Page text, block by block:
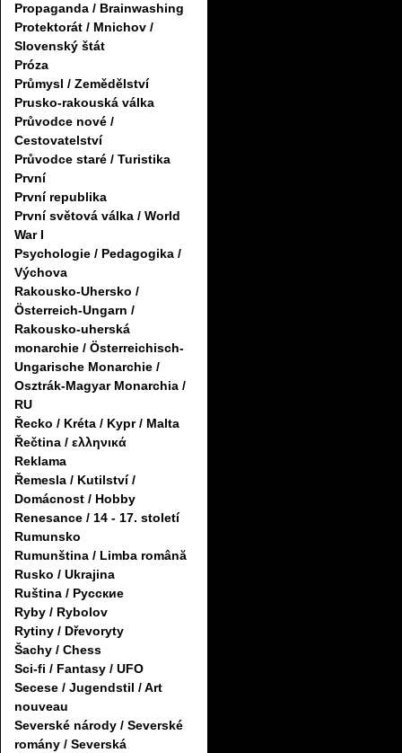
Propaganda / Brainwashing
Protektorát / Mnichov /
Slovenský štát
Próza
Průmysl / Zemědělství
Prusko-rakouská válka
Průvodce nové /
Cestovatelství
Průvodce staré / Turistika
První
První republika
První světová válka / World
War I
Psychologie / Pedagogika /
Výchova
Rakousko-Uhersko /
Österreich-Ungarn /
Rakousko-uherská
monarchie / Österreichisch-
Ungarische Monarchie /
Osztrák-Magyar Monarchia /
RU
Řecko / Kréta / Kypr / Malta
Řečtina / ελληνικά
Reklama
Řemesla / Kutilství /
Domácnost / Hobby
Renesance / 14 - 17. století
Rumunsko
Rumunština / Limba română
Rusko / Ukrajina
Ruština / Русские
Ryby / Rybolov
Rytiny / Dřevoryty
Šachy / Chess
Sci-fi / Fantasy / UFO
Secese / Jugendstil / Art
nouveau
Severské národy / Severské
romány / Severská